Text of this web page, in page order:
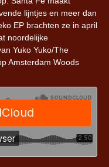
lijntjes en meer dan
EP brachten ze in april
noordelijke
Yuko Yuko/The
Amsterdam Woods